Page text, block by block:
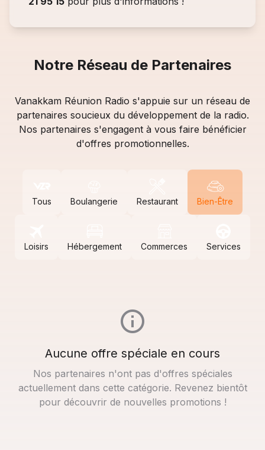
Notre Réseau de Partenaires
Vanakkam Réunion Radio s'appuie sur un réseau de
partenaires soucieux du développement de la radio.
Nos partenaires s'engagent à vous faire bénéficier
d'offres promotionnelles.
Tous Boulangerie Restaurant Bien-Être
Loisirs Hébergement Commerces Services
Aucune offre spéciale en cours
Nos partenaires n'ont pas d'offres spéciales
actuellement dans cette catégorie. Revenez bientôt
pour découvrir de nouvelles promotions !